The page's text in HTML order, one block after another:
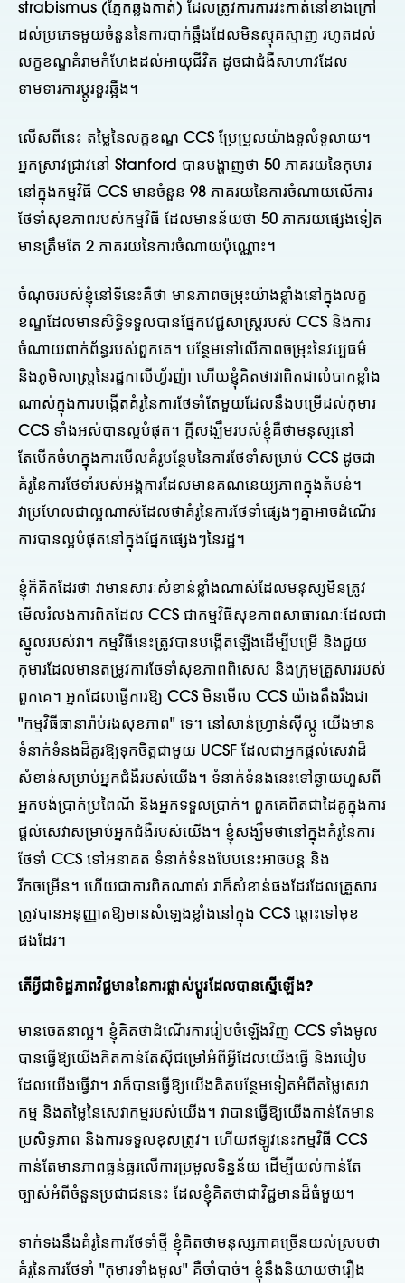
strabismus (ភ្នែកឆ្លងកាត់) ដែលត្រូវការការវះកាត់នៅខាងក្រៅ
ដល់ប្រភេទមួយចំនួននៃការបាក់ឆ្អឹងដែលមិនស្មុគស្មាញ រហូតដល់
លក្ខខណ្ឌគំរាមកំហែងដល់អាយុជីវិត ដូចជាជំងឺសាហាវដែល
ទាមទារការប្តូរខួរឆ្អឹង។
លើសពីនេះ តម្លៃនៃលក្ខខណ្ឌ CCS ប្រែប្រួលយ៉ាងទូលំទូលាយ។
អ្នកស្រាវជ្រាវនៅ Stanford បានបង្ហាញថា 50 ភាគរយនៃកុមារ
នៅក្នុងកម្មវិធី CCS មានចំនួន 98 ភាគរយនៃការចំណាយលើការ
ថែទាំសុខភាពរបស់កម្មវិធី ដែលមានន័យថា 50 ភាគរយផ្សេងទៀត
មានត្រឹមតែ 2 ភាគរយនៃការចំណាយប៉ុណ្ណោះ។
ចំណុចរបស់ខ្ញុំនៅទីនេះគឺថា មានភាពចម្រុះយ៉ាងខ្លាំងនៅក្នុងលក្ខ
ខណ្ឌដែលមានសិទ្ធិទទួលបានផ្នែកវេជ្ជសាស្រ្តរបស់ CCS និងការ
ចំណាយពាក់ព័ន្ធរបស់ពួកគេ។ បន្ថែមទៅលើភាពចម្រុះនៃវប្បធម៌
និងភូមិសាស្រ្តនៃរដ្ឋកាលីហ្វ័រញ៉ា ហើយខ្ញុំគិតថាវាពិតជាលំបាកខ្លាំង
ណាស់ក្នុងការបង្កើតគំរូនៃការថែទាំតែមួយដែលនឹងបម្រើដល់កុមារ
CCS ទាំងអស់បានល្អបំផុត។ ក្តីសង្ឃឹមរបស់ខ្ញុំគឺថាមនុស្សនៅ
តែបើកចំហក្នុងការមើលគំរូបន្ថែមនៃការថែទាំសម្រាប់ CCS ដូចជា
គំរូនៃការថែទាំរបស់អង្គការដែលមានគណនេយ្យភាពក្នុងតំបន់។
វាប្រហែលជាល្អណាស់ដែលថាគំរូនៃការថែទាំផ្សេងៗគ្នាអាចដំណើរ
ការបានល្អបំផុតនៅក្នុងផ្នែកផ្សេងៗនៃរដ្ឋ។
ខ្ញុំក៏គិតដែរថា វាមានសារៈសំខាន់ខ្លាំងណាស់ដែលមនុស្សមិនត្រូវ
មើលរំលងការពិតដែល CCS ជាកម្មវិធីសុខភាពសាធារណៈដែលជា
ស្នូលរបស់វា។ កម្មវិធីនេះត្រូវបានបង្កើតឡើងដើម្បីបម្រើ និងជួយ
កុមារដែលមានតម្រូវការថែទាំសុខភាពពិសេស និងក្រុមគ្រួសាររបស់
ពួកគេ។ អ្នកដែលធ្វើការឱ្យ CCS មិនមើល CCS យ៉ាងតឹងរឹងជា
"កម្មវិធីធានារ៉ាប់រងសុខភាព" ទេ។ នៅសាន់ហ្វ្រាន់ស៊ីស្កូ យើងមាន
ទំនាក់ទំនងដ៏គួរឱ្យទុកចិត្តជាមួយ UCSF ដែលជាអ្នកផ្តល់សេវាដ៏
សំខាន់សម្រាប់អ្នកជំងឺរបស់យើង។ ទំនាក់ទំនងនេះទៅឆ្ងាយហួសពី
អ្នកបង់ប្រាក់ប្រពៃណី និងអ្នកទទួលប្រាក់។ ពួកគេពិតជាដៃគូក្នុងការ
ផ្តល់សេវាសម្រាប់អ្នកជំងឺរបស់យើង។ ខ្ញុំសង្ឃឹមថានៅក្នុងគំរូនៃការ
ថែទាំ CCS ទៅអនាគត ទំនាក់ទំនងបែបនេះអាចបន្ត និង
រីកចម្រើន។ ហើយជាការពិតណាស់ វាក៏សំខាន់ផងដែរដែលគ្រួសារ
ត្រូវបានអនុញ្ញាតឱ្យមានសំឡេងខ្លាំងនៅក្នុង CCS ឆ្ពោះទៅមុខ
ផងដែរ។
តើអ្វីជាទិដ្ឋភាពវិជ្ជមាននៃការផ្លាស់ប្តូរដែលបានស្នើឡើង?
មានចេតនាល្អ។ ខ្ញុំគិតថាដំណើរការរៀបចំឡើងវិញ CCS ទាំងមូល
បានធ្វើឱ្យយើងគិតកាន់តែស៊ីជម្រៅអំពីអ្វីដែលយើងធ្វើ និងរបៀប
ដែលយើងធ្វើវា។ វាក៏បានធ្វើឱ្យយើងគិតបន្ថែមទៀតអំពីតម្លៃសេវា
កម្ម និងតម្លៃនៃសេវាកម្មរបស់យើង។ វាបានធ្វើឱ្យយើងកាន់តែមាន
ប្រសិទ្ធភាព និងការទទួលខុសត្រូវ។ ហើយឥឡូវនេះកម្មវិធី CCS
កាន់តែមានភាពធ្ងន់ធ្ងរលើការប្រមូលទិន្នន័យ ដើម្បីយល់កាន់តែ
ច្បាស់អំពីចំនួនប្រជាជននេះ ដែលខ្ញុំគិតថាជាវិជ្ជមានដ៏ធំមួយ។
ទាក់ទងនឹងគំរូនៃការថែទាំថ្មី ខ្ញុំគិតថាមនុស្សភាគច្រើនយល់ស្របថា
គំរូនៃការថែទាំ "កុមារទាំងមូល" គឺចាំបាច់។ ខ្ញុំនឹងនិយាយថារឿង